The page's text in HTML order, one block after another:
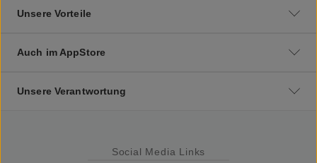
Unsere Vorteile
Auch im AppStore
Unsere Verantwortung
Social Media Links